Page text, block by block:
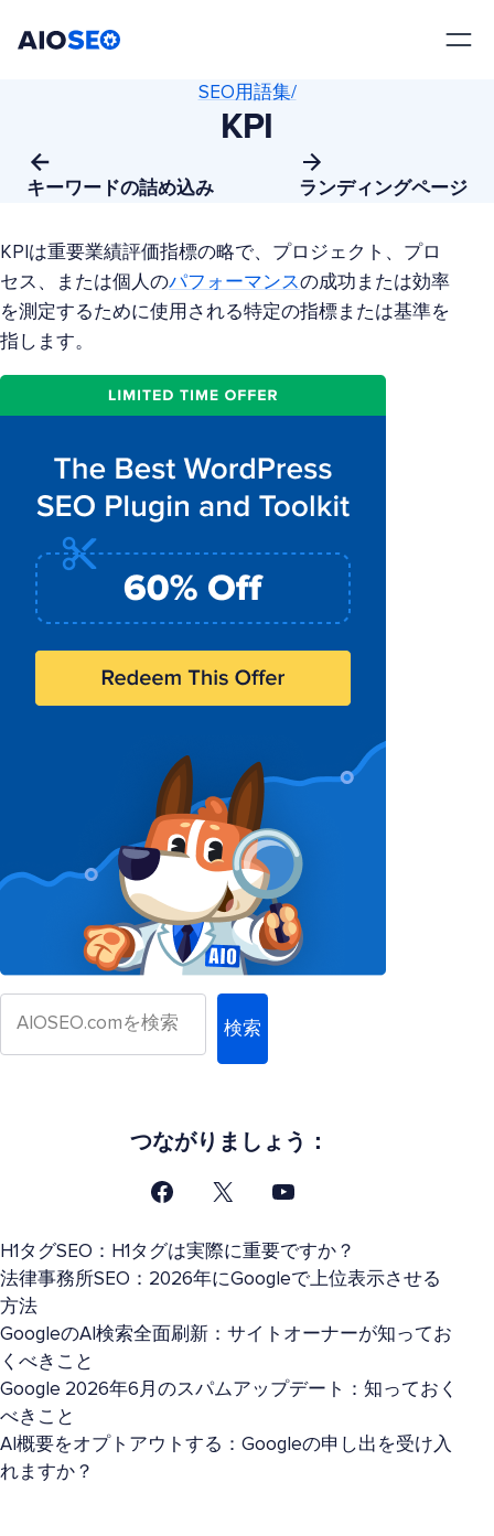
キーワードの詰め込み
SEO用語集/
KPI
ランディングページ
KPIは重要業績評価指標の略で、プロジェクト、プロ
セス、または個人のパフォーマンスの成功または効率
を測定するために使用される特定の指標または基準を
指します。
検索
つながりましょう：
H1タグSEO：H1タグは実際に重要ですか？
法律事務所SEO：2026年にGoogleで上位表示させる
方法
GoogleのAI検索全面刷新：サイトオーナーが知ってお
くべきこと
Google 2026年6月のスパムアップデート：知っておく
べきこと
AI概要をオプトアウトする：Googleの申し出を受け入
れますか？